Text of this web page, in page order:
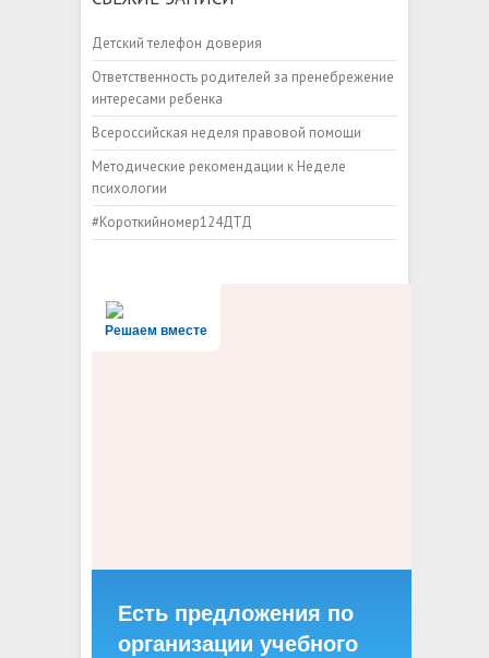
Детский телефон доверия
Ответственность родителей за пренебрежение
интересами ребенка
Всероссийская неделя правовой помощи
Методические рекомендации к Неделе
психологии
#Короткийномер124ДТД
Решаем вместе
Есть предложения по
организации учебного